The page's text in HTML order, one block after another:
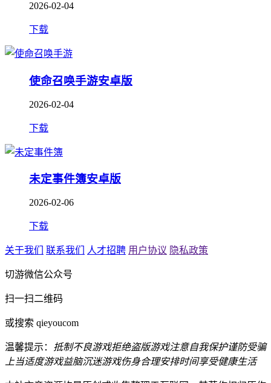
2026-02-04
下载
使命召唤手游安卓版
2026-02-04
下载
未定事件簿安卓版
2026-02-06
下载
关于我们 联系我们 人才招聘 用户协议 隐私政策
切游微信公众号
扫一扫二维码
或搜索 qieyoucom
温馨提示： 抵制不良游戏拒绝盗版游戏注意自我保护谨防受骗
上当适度游戏益脑沉迷游戏伤身合理安排时间享受健康生活